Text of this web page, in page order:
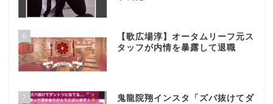
6
【歌広場淳】オータムリーフ元ス
タッフが内情を暴露して退職
7
鬼龍院翔インスタ「ズバ抜けてダ